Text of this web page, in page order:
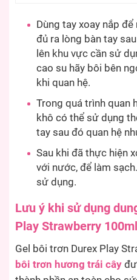
Dùng tay xoay nắp
đủ ra lòng bàn tay
lên khu vực cần sử
cao su hãy bôi bên
khi quan hệ.
Trong quá trình quan
khô có thể sử dụng
tay sau đó quan hệ
Sau khi đã thực hiện
với nước, để làm
sử dụng.
Lưu ý khi sử dụng
Play Strawberry 100ml
Gel bôi trơn Durex Play
bôi trơn hương trái cây